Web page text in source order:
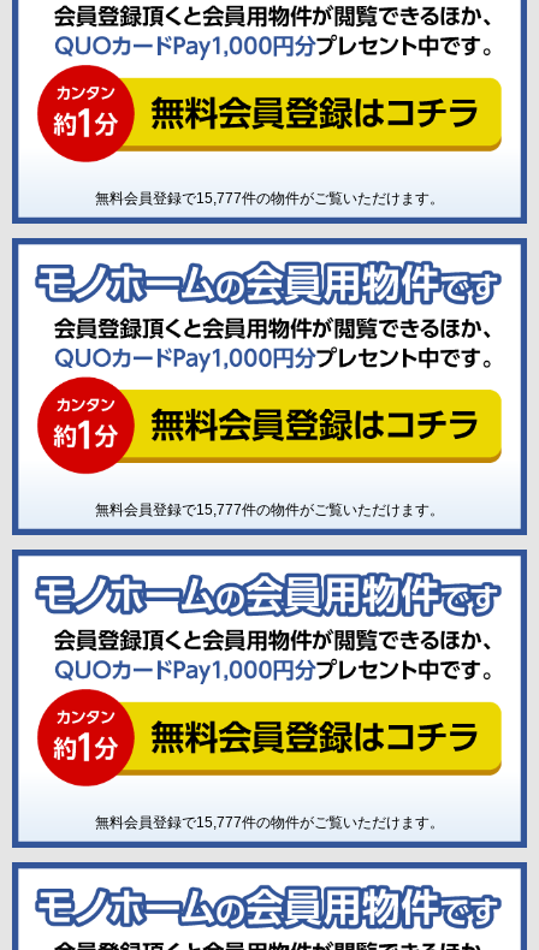
無料会員登録で15,777件の物件がご覧いただけます。
無料会員登録で15,777件の物件がご覧いただけます。
無料会員登録で15,777件の物件がご覧いただけます。